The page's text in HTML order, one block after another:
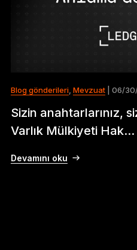
Blog gönderileri, Mevzuat| 06/
Sizin anahtarlarınız,
Varlık Mülkiyeti Hak...
Devamını oku